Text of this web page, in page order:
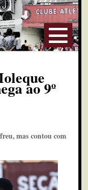
ao 9º
mas contou com